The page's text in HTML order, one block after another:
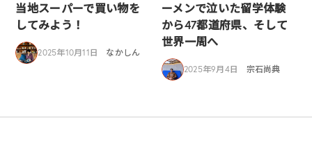
当地スーパーで買い物を
してみよう！
2025年10月11日 なかしん
ーメンで泣いた留学体験
から47都道府県、そして
世界一周へ
2025年9月4日 宗石尚典